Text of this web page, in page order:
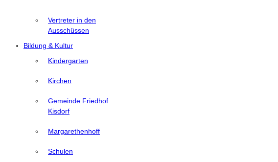
Vertreter in den
Ausschüssen
Bildung & Kultur
Kindergarten
Kirchen
Gemeinde Friedhof
Kisdorf
Margarethenhoff
Schulen